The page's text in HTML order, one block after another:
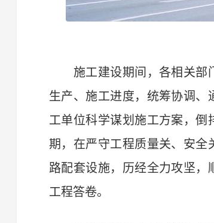
施工建设期间，各相关部
生产、施工进度，统筹协调
工单位科学谋划施工方案，
期，在严守工程质量关、安全
路配套设施，历经全力攻坚，
工程答卷。